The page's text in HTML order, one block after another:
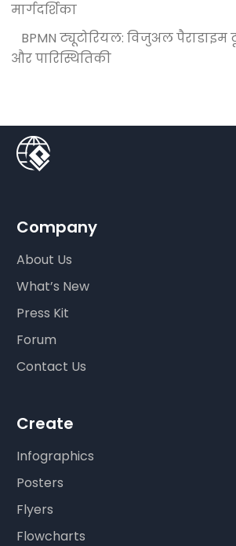
मार्गदर्शिका
BPMN ट्यूटोरियल: विजुअल पैराडाइम
और पारिस्थितिकी
Company
About Us
What’s New
Press Kit
Forum
Contact Us
Create
Infographics
Posters
Flyers
Flowcharts